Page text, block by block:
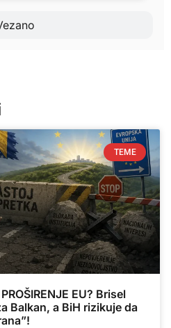
TEME
EU? Brisel
Balkan, a BiH rizikuje da